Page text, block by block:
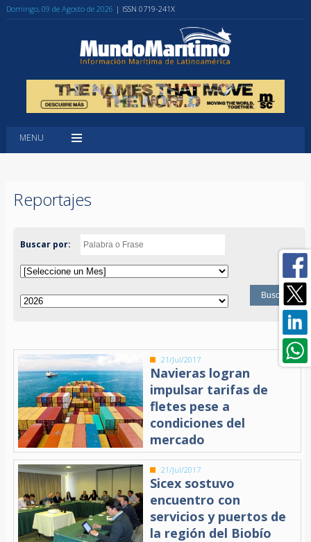
Domingo, 09 de Agosto de 2026 | ISSN 0719-241X
MENU
Reportajes
Buscar por:
21/Jul/2017
Navieras logran
impulsar tarifas de
fletes pese a
condiciones del
mercado
21/Jul/2017
Sicex sostuvo
encuentro con
servicios y puertos de
la región del Biobío